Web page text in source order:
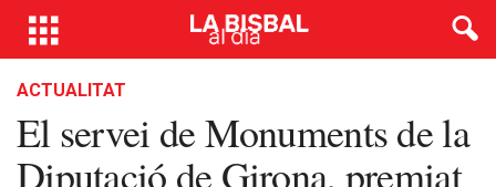
ACTUALITAT
El servei de Monuments de la
Diputació de Girona, premiat